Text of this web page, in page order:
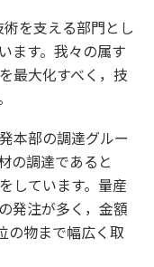
を支える部門とし
ます。我々の属す
最大化すべく，技
本部の調達グルー
の調達であると
しています。量産
発注が多く，金額
の物まで幅広く取